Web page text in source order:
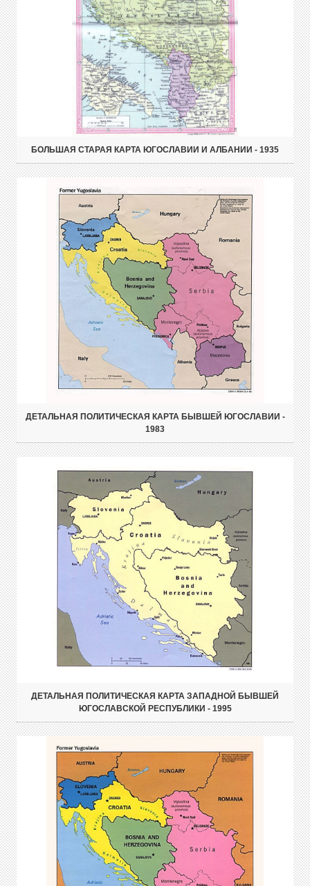
БОЛЬШАЯ СТАРАЯ КАРТА ЮГОСЛАВИИ И АЛБАНИИ - 1935
ДЕТАЛЬНАЯ ПОЛИТИЧЕСКАЯ КАРТА БЫВШЕЙ ЮГОСЛАВИИ -
1983
ДЕТАЛЬНАЯ ПОЛИТИЧЕСКАЯ КАРТА ЗАПАДНОЙ БЫВШЕЙ
ЮГОСЛАВСКОЙ РЕСПУБЛИКИ - 1995